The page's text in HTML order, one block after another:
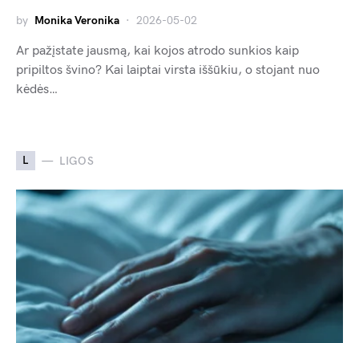
by Monika Veronika 2026-05-02
Ar pažįstate jausmą, kai kojos atrodo sunkios kaip
pripiltos švino? Kai laiptai virsta iššūkiu, o stojant nuo
kėdės…
L LIGOS